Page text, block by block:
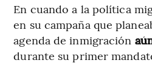
En cuando a la política
en su campaña que
agenda de inmigración
durante su primer